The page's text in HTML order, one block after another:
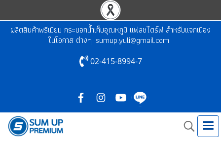
ผลิตสินค้าพรีเมี่ยม กระบอกน้ำเก็บอุณหภูมิ แฟลชไดร์ฟ สำหรับแจกเนื่อง
ในโอกาส ต่างๆ sumup.yuli@gmail.com
02-415-8994-7